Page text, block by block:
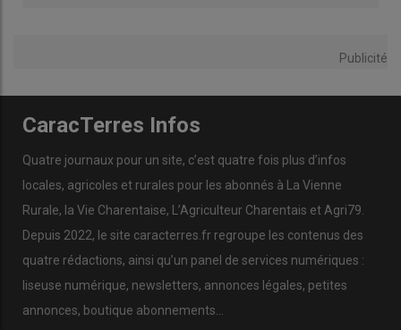
Publicité
CaracTerres Infos
Quatre journaux pour un site, c’est quatre fois plus d’infos
locales, agricoles et rurales pour les abonnés à La Vienne
Rurale, la Vie Charentaise, L’Agriculteur Charentais et Agri79.
Depuis 2022, le site caracterres.fr regroupe les contenus des
quatre rédactions, ainsi qu’un panel de services numériques :
liseuse numérique, newsletters, annonces légales, petites
annonces, boutique abonnements…